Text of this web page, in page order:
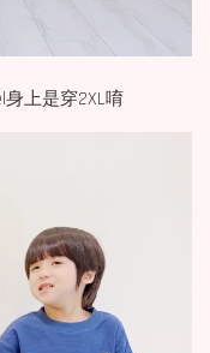
上是穿2XL唷